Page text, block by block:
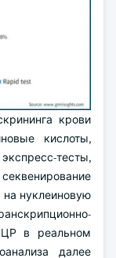
крови
кислоты,
тесты,
на нуклеиновую
в реальном
далее